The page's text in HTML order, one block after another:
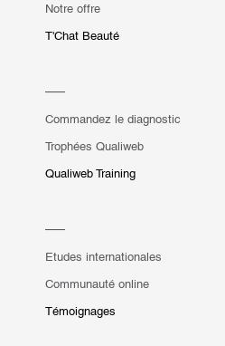
Notre offre
T'Chat Beauté
Commandez le diagnostic
Trophées Qualiweb
Qualiweb Training
Etudes internationales
Communauté online
Témoignages